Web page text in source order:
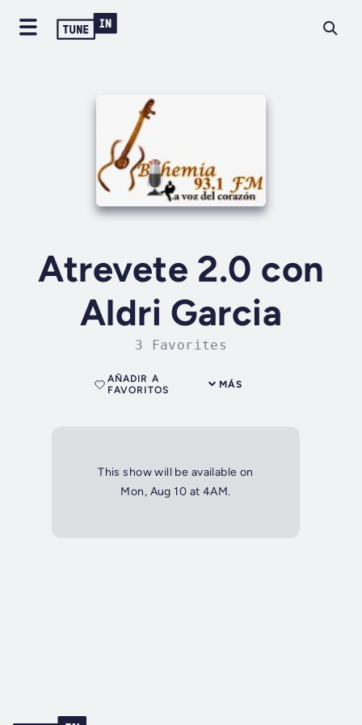
Atrevete 2.0 con
Aldri Garcia
3 Favorites
MÁS
AÑADIR A
FAVORITOS
This show will be available on
Mon, Aug 10 at 4AM.